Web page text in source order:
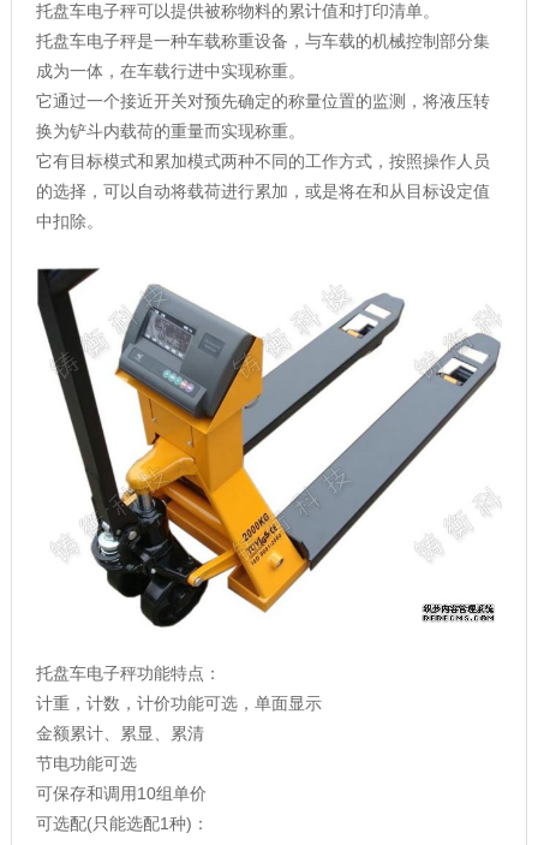
托盘车电子秤可以提供被称物料的累计值和打印清单。
托盘车电子秤是一种车载称重设备，与车载的机械控制部分集
成为一体，在车载行进中实现称重。
它通过一个接近开关对预先确定的称量位置的监测，将液压转
换为铲斗内载荷的重量而实现称重。
它有目标模式和累加模式两种不同的工作方式，按照操作人员
的选择，可以自动将载荷进行累加，或是将在和从目标设定值
中扣除。
托盘车电子秤功能特点：
计重，计数，计价功能可选，单面显示
金额累计、累显、累清
节电功能可选
可保存和调用10组单价
可选配(只能选配1种)：